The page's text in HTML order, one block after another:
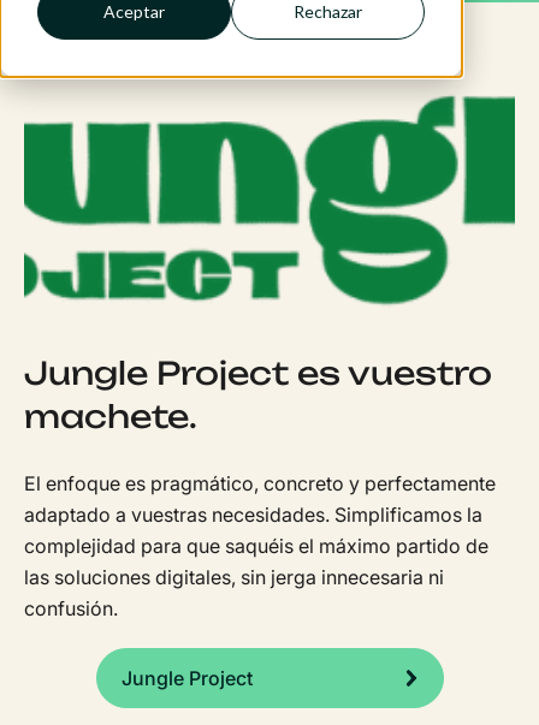
Aceptar Rechazar
Jungle Project es vuestro
machete.
El enfoque es pragmático, concreto y perfectamente
adaptado a vuestras necesidades. Simplificamos la
complejidad para que saquéis el máximo partido de
las soluciones digitales, sin jerga innecesaria ni
confusión.
Jungle Project